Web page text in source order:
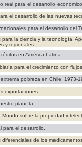
real para el desarrollo
el desarrollo de las nuevas
para el desarrollo del
la ciencia y la tecnología.
y regionales.
en América Latina.
para el crecimiento con
pobreza en Chile, 1973-
exportaciones.
planeta.
Mundo sobre la propiedad
el desarrollo.
de los